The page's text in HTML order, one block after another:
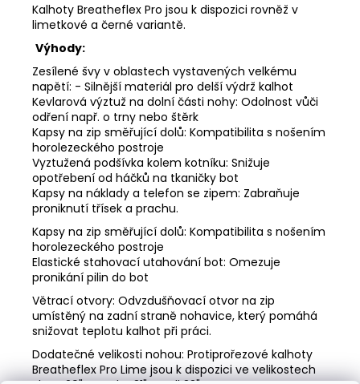
Kalhoty Breatheflex Pro jsou k dispozici rovněž v
limetkové a černé variantě.
Výhody:
Zesílené švy v oblastech vystavených velkému
napětí: - Silnější materiál pro delší výdrž kalhot
Kevlarová výztuž na dolní části nohy: Odolnost vůči
odření např. o trny nebo štěrk
Kapsy na zip směřující dolů: Kompatibilita s nošením
horolezeckého postroje
Vyztužená podšívka kolem kotníku: Snižuje
opotřebení od háčků na tkaničky bot
Kapsy na náklady a telefon se zipem: Zabraňuje
proniknutí třísek a prachu.
Kapsy na zip směřující dolů: Kompatibilita s nošením
horolezeckého postroje
Elastické stahovací utahování bot: Omezuje
pronikání pilin do bot
Větrací otvory: Odvzdušňovací otvor na zip
umístěný na zadní straně nohavice, který pomáhá
snižovat teplotu kalhot při práci.
Dodatečné velikosti nohou: Protiprořezové kalhoty
Breatheflex Pro Lime jsou k dispozici ve velikostech